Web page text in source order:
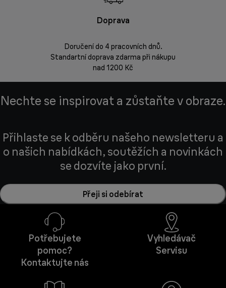
Doprava
Doručení do 4 pracovních dnů.
Standartní doprava zdarma při nákupu
nad 1200 Kč
Nechte se inspirovat a zůstaňte v obraze.
Přihlaste se k odběru našeho newsletteru a
o našich nabídkách, soutěžích a novinkách
se dozvíte jako první.
Přeji si odebírat
Potřebujete
pomoc?
Kontaktujte nás
Vyhledávač
Servisu